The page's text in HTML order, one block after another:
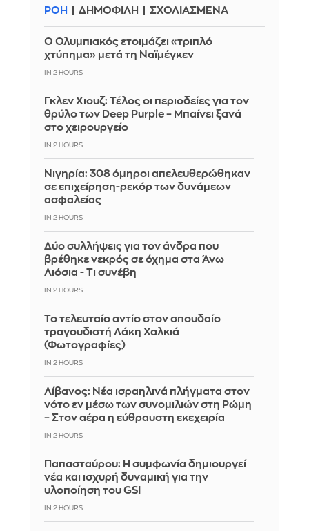
ΡΟΗ ΔΗΜΟΦΙΛΗ ΣΧΟΛΙΑΣΜΕΝΑ
Ο Ολυμπιακός ετοιμάζει «τριπλό
χτύπημα» μετά τη Ναϊμέγκεν
IN 2 HOURS
Γκλεν Χιουζ: Τέλος οι περιοδείες για τον
θρύλο των Deep Purple – Μπαίνει ξανά
στο χειρουργείο
IN 2 HOURS
Νιγηρία: 308 όμηροι απελευθερώθηκαν
σε επιχείρηση-ρεκόρ των δυνάμεων
ασφαλείας
IN 2 HOURS
Δύο συλλήψεις για τον άνδρα που
βρέθηκε νεκρός σε όχημα στα Άνω
Λιόσια - Τι συνέβη
IN 2 HOURS
Το τελευταίο αντίο στον σπουδαίο
τραγουδιστή Λάκη Χαλκιά
(Φωτογραφίες)
IN 2 HOURS
Λίβανος: Νέα ισραηλινά πλήγματα στον
νότο εν μέσω των συνομιλιών στη Ρώμη
– Στον αέρα η εύθραυστη εκεχειρία
IN 2 HOURS
Παπασταύρου: Η συμφωνία δημιουργεί
νέα και ισχυρή δυναμική για την
υλοποίηση του GSI
IN 2 HOURS